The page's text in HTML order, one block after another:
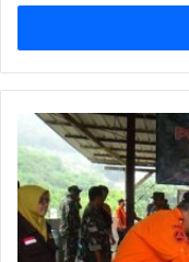
Anda